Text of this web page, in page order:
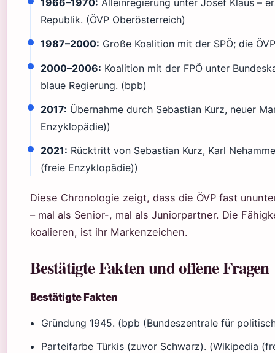
1966–1970: Alleinregierung unter Josef Klaus –
Republik. (ÖVP Oberösterreich)
1987–2000: Große Koalition mit der SPÖ; die
2000–2006: Koalition mit der FPÖ unter
blaue Regierung. (bpb)
2017: Übernahme durch Sebastian Kurz, neuer
Enzyklopädie))
2021: Rücktritt von Sebastian Kurz, Karl
(freie Enzyklopädie))
Diese Chronologie zeigt, dass die ÖVP fast
– mal als Senior-, mal als Juniorpartner. Die
koalieren, ist ihr Markenzeichen.
Bestätigte Fakten und offene Fragen
Bestätigte Fakten
Gründung 1945. (bpb (Bundeszentrale für
Parteifarbe Türkis (zuvor Schwarz). (Wikipedia